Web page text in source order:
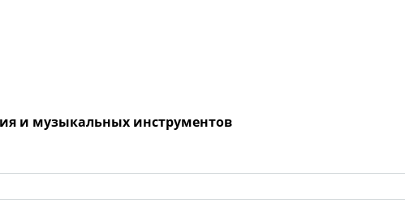
и музыкальных инструментов